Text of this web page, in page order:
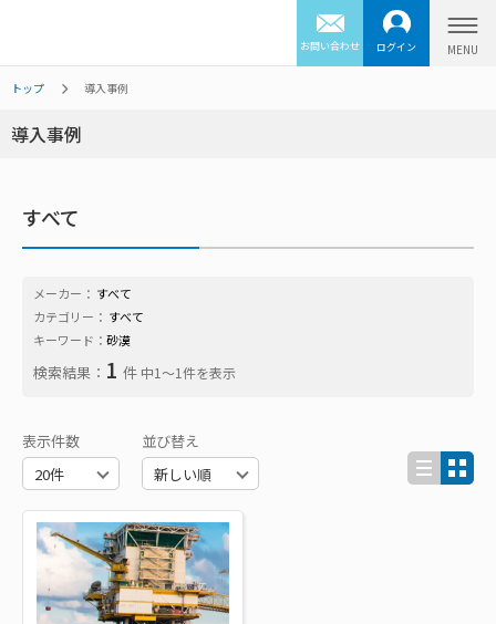
お問い合わせ ログイン
トップ 導入事例
導入事例
すべて
メーカー： すべて
カテゴリー： すべて
キーワード： 砂漠
検索結果： 1 件 中1〜1件を表示
表示件数 並び替え